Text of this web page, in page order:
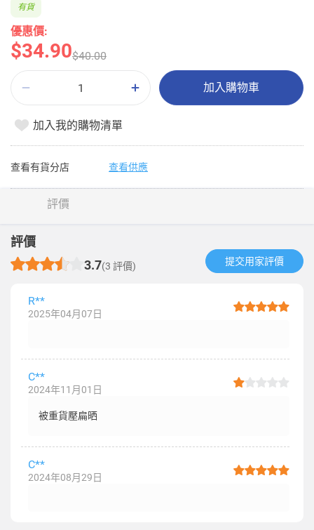
優惠價:
$34.90$40.00
有貨
加入購物車
加入我的購物清單
查看有貨分店 查看供應
評價
評價
3.7(3 評價) 提交用家評價​
R**
2025年04月07日
C**
2024年11月01日
被重貨壓扁晒
C**
2024年08月29日